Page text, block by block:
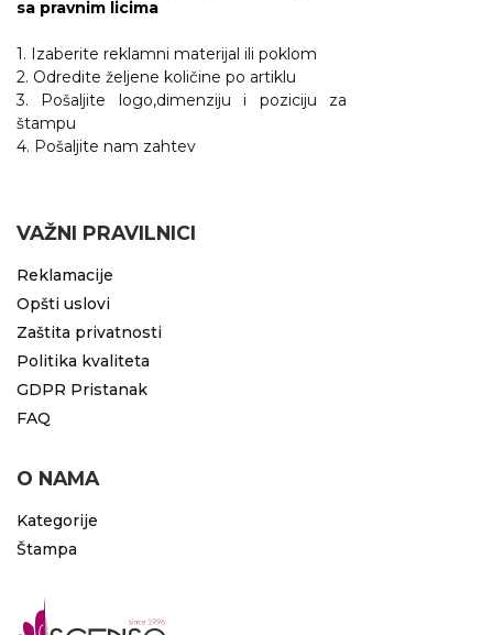
sa pravnim licima
1. Izaberite reklamni materijal ili poklom
2. Odredite željene količine po artiklu
3. Pošaljite logo,dimenziju i poziciju za
štampu
4. Pošaljite nam zahtev
VAŽNI PRAVILNICI
Reklamacije
Opšti uslovi
Zaštita privatnosti
Politika kvaliteta
GDPR Pristanak
FAQ
O NAMA
Kategorije
Štampa